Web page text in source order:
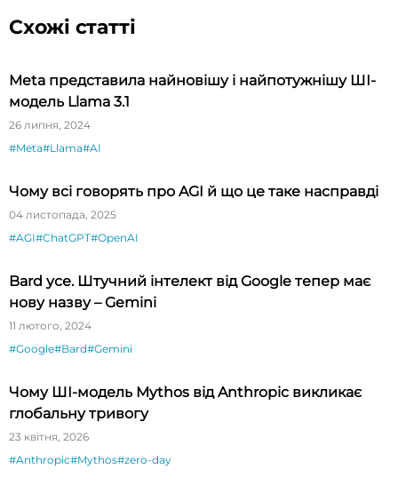
Схожі статті
Meta представила найновішу і найпотужнішу ШІ-
модель Llama 3.1
26 липня, 2024
#Meta#Llama#AI
Чому всі говорять про AGI й що це таке насправді
04 листопада, 2025
#AGI#ChatGPT#OpenAI
Bard усе. Штучний інтелект від Google тепер має
нову назву – Gemini
11 лютого, 2024
#Google#Bard#Gemini
Чому ШІ-модель Mythos від Anthropic викликає
глобальну тривогу
23 квітня, 2026
#Anthropic#Mythos#zero-day